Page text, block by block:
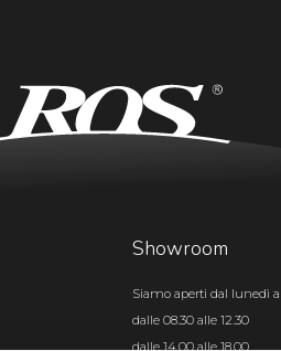
Showroom
Siamo aperti dal lunedì
dalle 08.30 alle 12.30
dalle 14.00 alle 18.00